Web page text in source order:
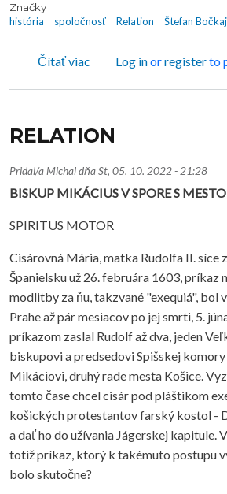
Značky
história
spoločnosť Relation Štefan Bočkaj
Čítať viaco RELATION
Log inorregisterto
RELATION
Pridal/a MichaldňaSt, 05. 10. 2022 - 21:28
BISKUP MIKÁCIUS V SPORE S
SPIRITUS MOTOR
Cisárovná Mária, matka Rudolfa II. síce
Španielsku už 26. februára 1603, príkaz
modlitby za ňu, takzvané "exequiá", bol
Prahe až pár mesiacov po jej smrti, 5.
príkazom zaslal Rudolf až dva, jeden
biskupovi a predsedovi Spišskej
Mikáciovi, druhý rade mesta Košice.
tomto čase chcel cisár pod pláštikom
košických protestantov farský kostol -
a dať ho do užívania Jágerskej kapitule.
totiž príkaz, ktorý k takémuto postupu
bolo skutočne?